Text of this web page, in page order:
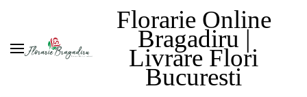
Florarie Online
Bragadiru |
Livrare Flori
Bucuresti